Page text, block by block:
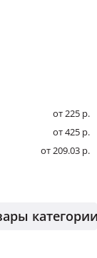
от 225 р.
от 425 р.
от 209.03 р.